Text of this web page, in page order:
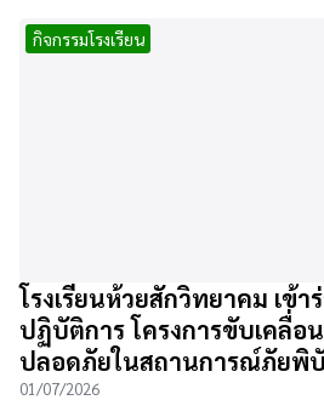
กิจกรรมโรงเรียน
โรงเรียนห้วยสักวิทยาคม เข้า
ปฏิบัติการ โครงการขับเคลื่อ
ปลอดภัยในสถานการณ์ภัยพิ
01/07/2026